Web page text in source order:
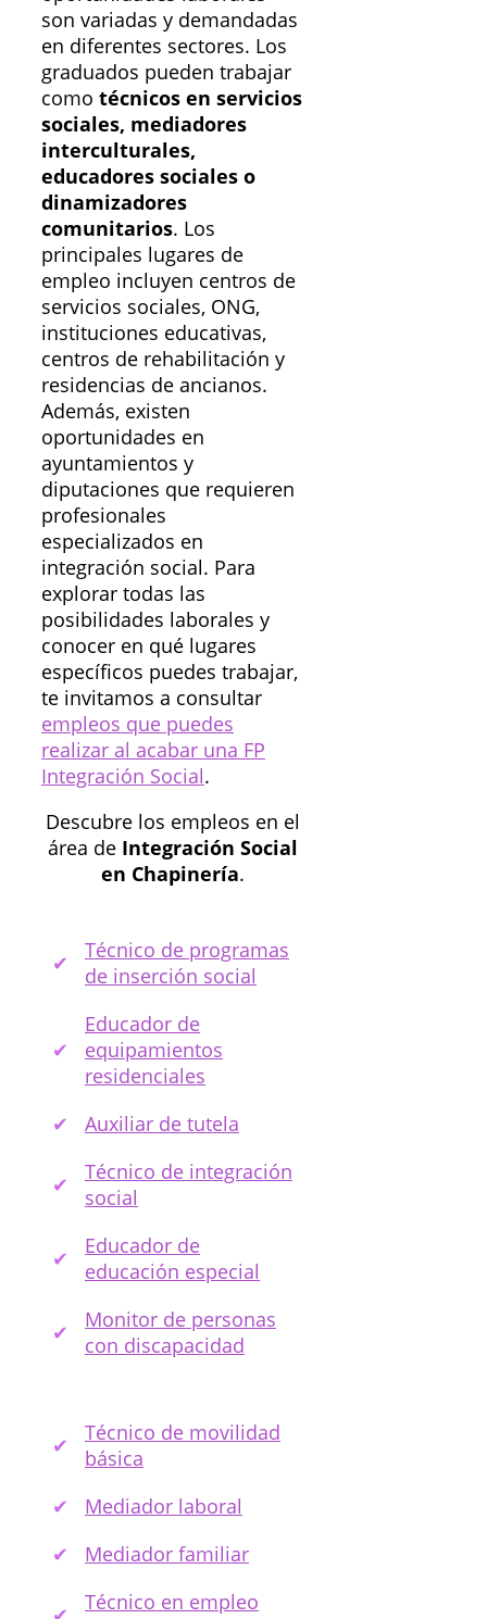
son variadas y demandadas
en diferentes sectores. Los
graduados pueden trabajar
como técnicos en servicios
sociales, mediadores
interculturales,
educadores sociales o
dinamizadores
comunitarios. Los
principales lugares de
empleo incluyen centros de
servicios sociales, ONG,
instituciones educativas,
centros de rehabilitación y
residencias de ancianos.
Además, existen
oportunidades en
ayuntamientos y
diputaciones que requieren
profesionales
especializados en
integración social. Para
explorar todas las
posibilidades laborales y
conocer en qué lugares
específicos puedes trabajar,
te invitamos a consultar
empleos que puedes
realizar al acabar una FP
Integración Social.
Descubre los empleos en el
área de Integración Social
en Chapinería.
Técnico de programas
de inserción social
Educador de
equipamientos
residenciales
Auxiliar de tutela
Técnico de integración
social
Educador de
educación especial
Monitor de personas
con discapacidad
Técnico de movilidad
básica
Mediador laboral
Mediador familiar
Técnico en empleo